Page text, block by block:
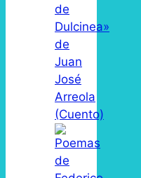
de
Dulcinea»
de
Juan
José
Arreola
(Cuento)